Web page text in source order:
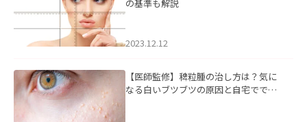
の基準も解説
2023.12.12
【医師監修】稗粒腫の治し方は？気に
なる白いブツブツの原因と自宅ででき